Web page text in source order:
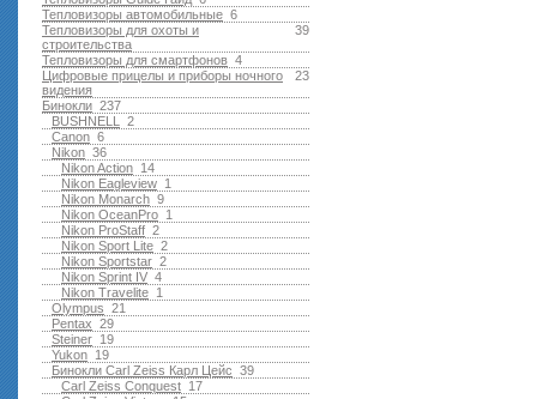
6
Тепловизоры автомобильные
39
Тепловизоры для охоты и
строительства
4
Тепловизоры для смартфонов
23
Цифровые прицелы и приборы ночного
видения
237
Бинокли
2
BUSHNELL
6
Canon
36
Nikon
14
Nikon Action
1
Nikon Eagleview
9
Nikon Monarch
1
Nikon OceanPro
2
Nikon ProStaff
2
Nikon Sport Lite
2
Nikon Sportstar
4
Nikon Sprint IV
1
Nikon Travelite
21
Olympus
29
Pentax
19
Steiner
19
Yukon
39
Бинокли Carl Zeiss Карл Цейс
17
Carl Zeiss Conquest